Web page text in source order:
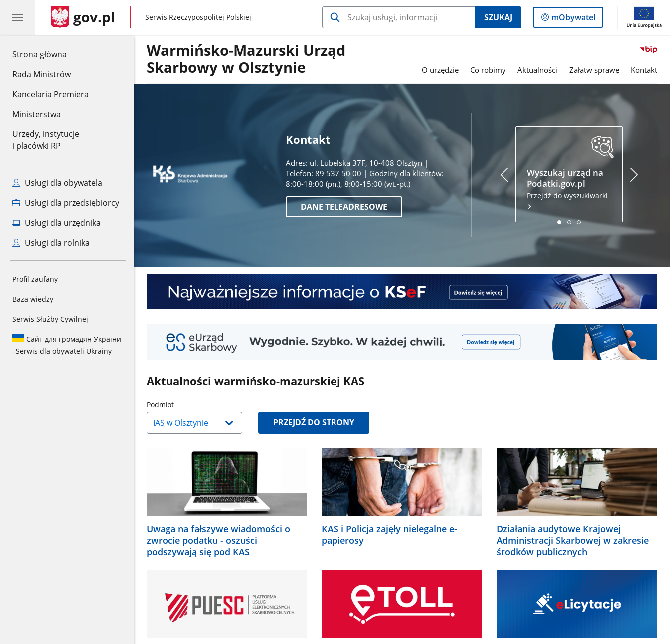
Strona główna
Rada Ministrów
Kancelaria Premiera
Ministerstwa
Urzędy, instytucje
i placówki RP
Usługi dla obywatela
Usługi dla przedsiębiorcy
Usługi dla urzędnika
Usługi dla rolnika
Profil zaufany
Baza wiedzy
Serwis Służby Cywilnej
Сайт для громадян України
–Serwis dla obywateli Ukrainy
gov.pl gov.pl
Serwis Rzeczypospolitej Polskiej SZUKAJ
Logowanie
do
mObywatel
Warmińsko-Mazurski Urząd
Skarbowy w Olsztynie
O urzędzie Co robimy Aktualności Załatw sprawę Kontakt
Kontakt
Adres: ul. Lubelska 37F, 10-408 Olsztyn |
Telefon: 89 537 50 00 | Godziny dla klientów:
8:00-18:00 (pn.), 8:00-15:00 (wt.-pt.)
DANE TELEADRESOWE
Wyszukaj urząd na
Podatki.gov.pl
Przejdź do wyszukiwarki
1
Aktualności warmińsko-mazurskiej KAS
PodmiotNaciśnij
strzałkę
w
dół,
wybrać
odpowiednią
pozycję.
zaktualizują
PRZEJDŹ DO STRONY
Uwaga na fałszywe wiadomości o
zwrocie podatku - oszuści
podszywają się pod KAS
KAS i Policja zajęły nielegalne e-
papierosy
Działania audytowe Krajowej
Administracji Skarbowej w zakresie
środków publicznych